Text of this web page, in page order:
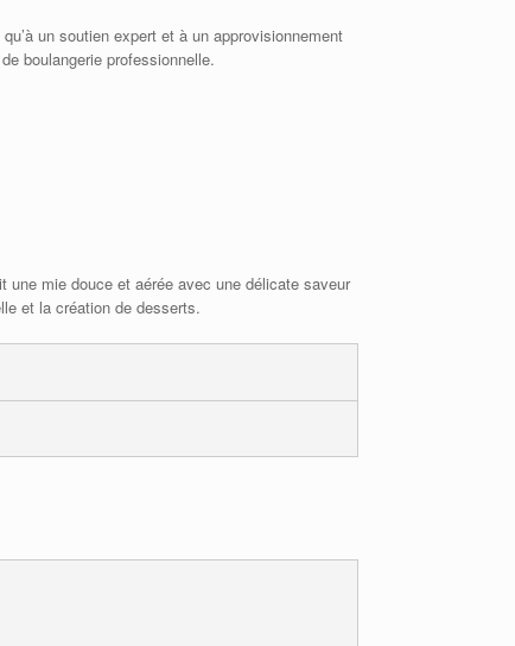
un soutien expert et à un approvisionnement
boulangerie professionnelle.
une mie douce et aérée avec une délicate saveur
et la création de desserts.